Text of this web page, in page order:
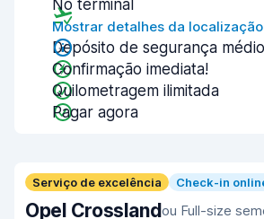
No terminal
Mostrar detalhes da localização
Depósito de segurança médio
Confirmação imediata!
Quilometragem ilimitada
Pagar agora
Serviço de excelência Check-in
Opel Crosslandou Full-size